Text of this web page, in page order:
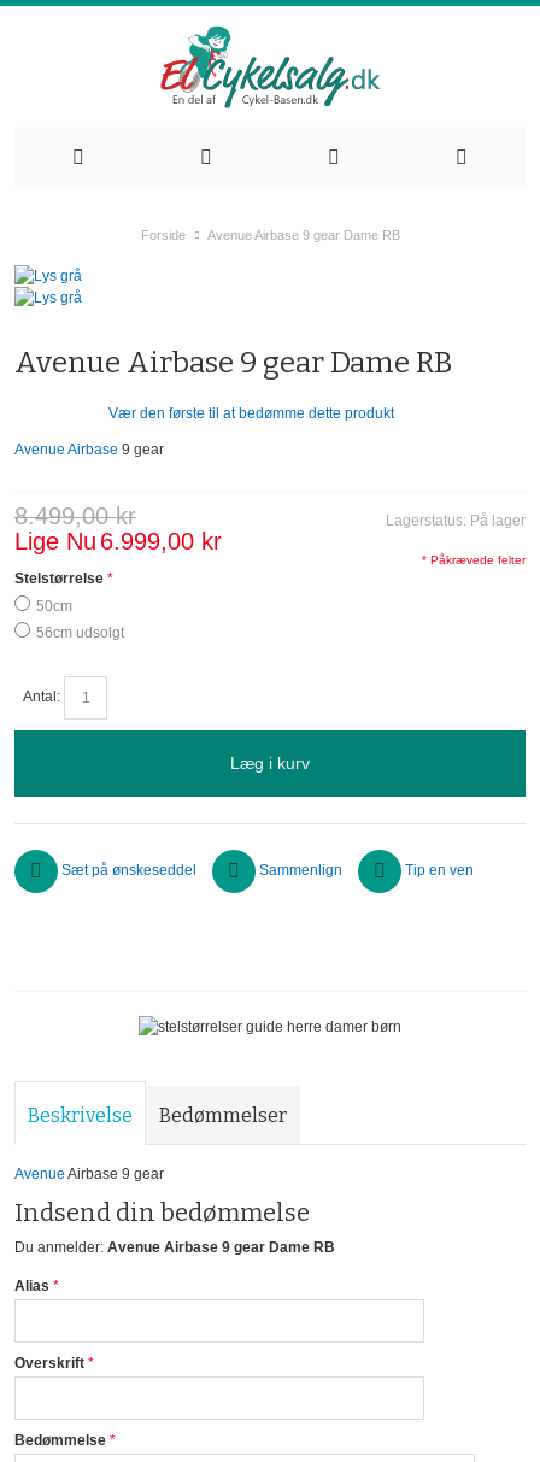
Forside Avenue Airbase 9 gear Dame RB
Avenue Airbase 9 gear Dame RB
Vær den første til at bedømme dette produkt
Avenue Airbase 9 gear
Lagerstatus: På lager
8.499,00 kr
Lige Nu 6.999,00 kr
Stelstørrelse
50cm
56cm udsolgt
* Påkrævede felter
Antal:
Læg i kurv
Sæt på ønskeseddel Sammenlign Tip en ven
Beskrivelse Bedømmelser
Avenue Airbase 9 gear
Indsend din bedømmelse
Du anmelder: Avenue Airbase 9 gear Dame RB
Alias
Overskrift
Bedømmelse